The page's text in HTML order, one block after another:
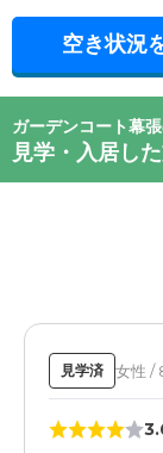
空き状況
ガーデンコート幕
見学・入居し
見学済 女性 /